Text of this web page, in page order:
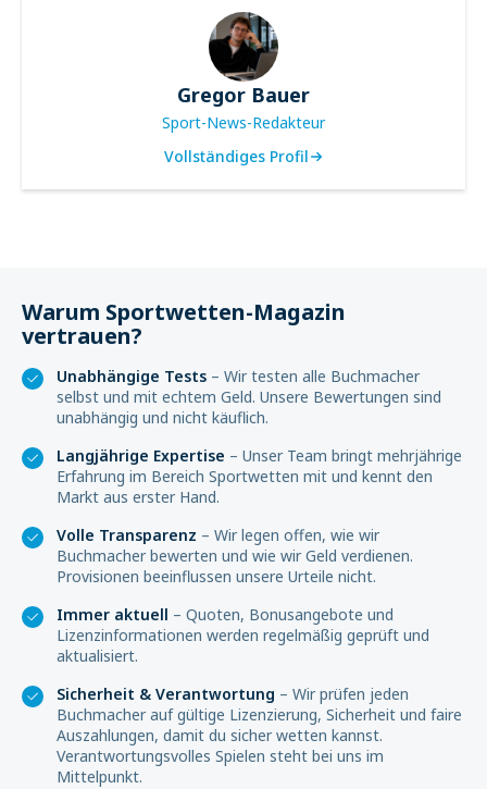
Gregor Bauer
Sport-News-Redakteur
Vollständiges Profil
Warum Sportwetten-Magazin
vertrauen?
Unabhängige Tests – Wir testen alle Buchmacher
selbst und mit echtem Geld. Unsere Bewertungen sind
unabhängig und nicht käuflich.
Langjährige Expertise – Unser Team bringt mehrjährige
Erfahrung im Bereich Sportwetten mit und kennt den
Markt aus erster Hand.
Volle Transparenz – Wir legen offen, wie wir
Buchmacher bewerten und wie wir Geld verdienen.
Provisionen beeinflussen unsere Urteile nicht.
Immer aktuell – Quoten, Bonusangebote und
Lizenzinformationen werden regelmäßig geprüft und
aktualisiert.
Sicherheit & Verantwortung – Wir prüfen jeden
Buchmacher auf gültige Lizenzierung, Sicherheit und faire
Auszahlungen, damit du sicher wetten kannst.
Verantwortungsvolles Spielen steht bei uns im
Mittelpunkt.